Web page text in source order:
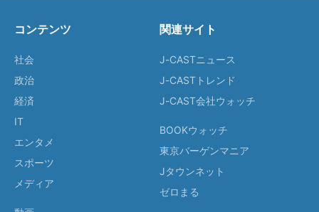
コンテンツ
社会
政治
経済
IT
エンタメ
スポーツ
メディア
関連サイト
J-CASTニュース
J-CASTトレンド
J-CAST会社ウォッチ
BOOKウォッチ
東京バーゲンマニア
Jタウンネット
ゼロまる